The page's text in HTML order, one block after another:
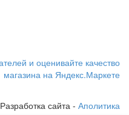
Разработка сайта - Аполитика